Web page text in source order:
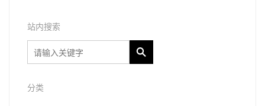
站内搜索
分类